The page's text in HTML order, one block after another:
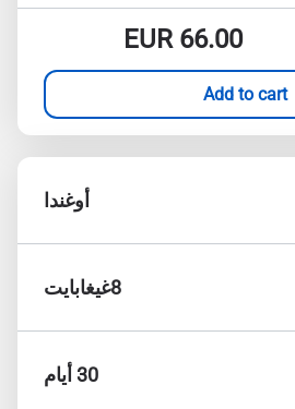
EUR66.00
Add to cart
أوغندا
8غيغابايت
30 أيام